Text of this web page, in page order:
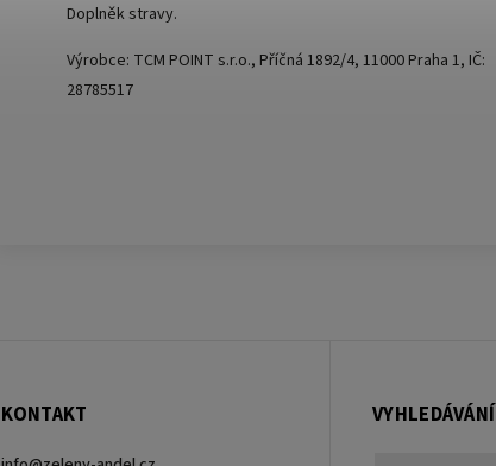
Doplněk stravy.
Výrobce: TCM POINT s.r.o., Příčná 1892/4, 11000 Praha 1, IČ:
28785517
KONTAKT VYHLEDÁVÁNÍ